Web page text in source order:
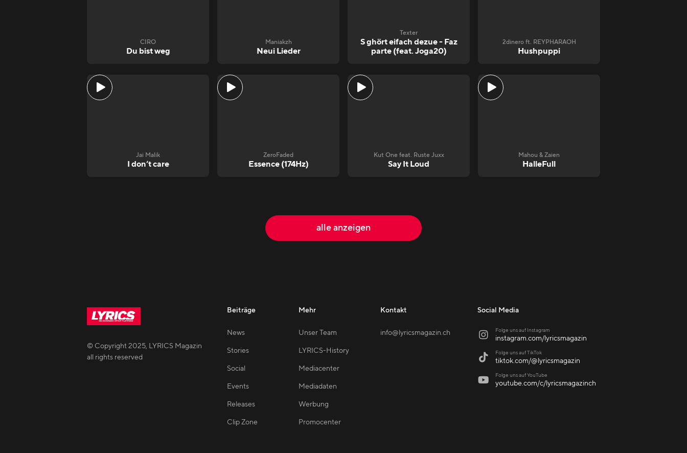
CIRO
Du bist weg
Maniakzh
Neui Lieder
Texter
S ghört eifach dezue - Faz
parte (feat. Joga20)
2dinero ft. REYPHARAOH
Hushpuppi
Jai Malik
I don‘t care
ZeroFaded
Essence (174Hz)
Kut One feat. Ruste Juxx
Say It Loud
Mahou & Zaien
HalleFull
alle anzeigen
© Copyright2025, LYRICS Magazin
all rights reserved
Beiträge
News
Stories
Social
Events
Releases
Clip Zone
Mehr
Unser Team
LYRICS-History
Mediacenter
Mediadaten
Werbung
Promocenter
Kontakt
info@lyricsmagazin.ch
Social Media
 Folge uns auf Instagram
instagram.com/lyricsmagazin
 Folge uns auf TikTok
tiktok.com/@lyricsmagazin
 Folge uns auf YouTube
youtube.com/c/lyricsmagazinch